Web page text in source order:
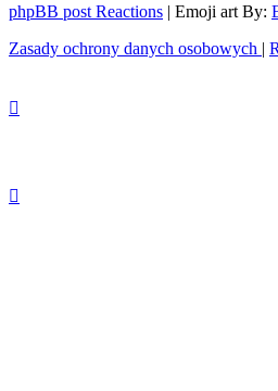
phpBB post Reactions | Emoji art By:
Zasady ochrony danych osobowych |